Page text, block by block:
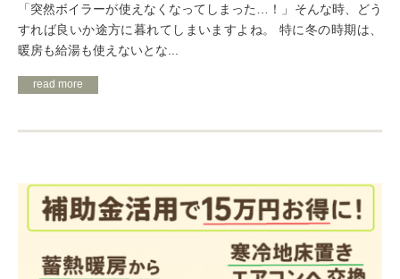
「突然ボイラーが使えなくなってしまった…！」そんな時、どう
すれば良いか途方に暮れてしまいますよね。 特に冬の時期は、
暖房も給湯も使えないとな...
read more